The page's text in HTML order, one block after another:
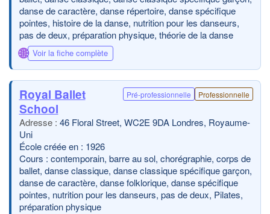
danse de caractère, danse répertoire, danse spécifique
pointes, histoire de la danse, nutrition pour les danseurs,
pas de deux, préparation physique, théorie de la danse
🌐 Voir la fiche complète
Royal Ballet
School
Pré-professionnelle Professionnelle
46 Floral Street, WC2E 9DA Londres, Royaume-
Uni
École créée en : 1926
Cours : contemporain, barre au sol, chorégraphie, corps de
ballet, danse classique, danse classique spécifique garçon,
danse de caractère, danse folklorique, danse spécifique
pointes, nutrition pour les danseurs, pas de deux, Pilates,
préparation physique